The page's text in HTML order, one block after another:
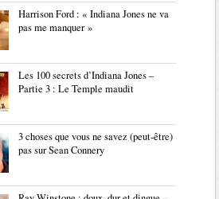
Harrison Ford : « Indiana Jones ne va
pas me manquer »
Les 100 secrets d’Indiana Jones –
Partie 3 : Le Temple maudit
3 choses que vous ne savez (peut-être)
pas sur Sean Connery